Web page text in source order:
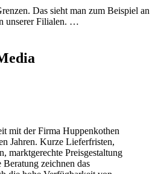
Das sieht man zum Beispiel an
unserer Filialen. …
mit der Firma Huppenkothen
Jahren. Kurze Lieferfristen,
marktgerechte Preisgestaltung
zeichnen das